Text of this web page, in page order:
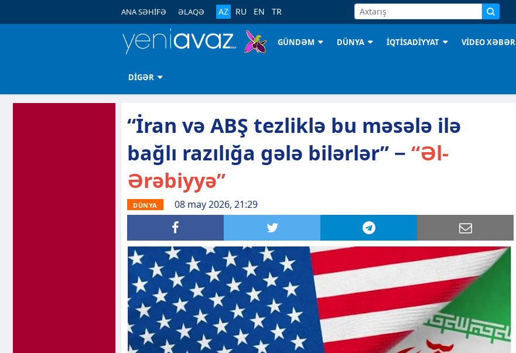
ANA SƏHİFƏ ƏLAQƏ AZ RU EN TR
GÜNDƏM DÜNYA İQTİSADİYYAT VİDEO XƏBƏR
DİGƏR
“İran və ABŞ tezliklə bu məsələ ilə
bağlı razılığa gələ bilərlər” − “Əl-
Ərəbiyyə”
DÜNYA 08 may 2026, 21:29